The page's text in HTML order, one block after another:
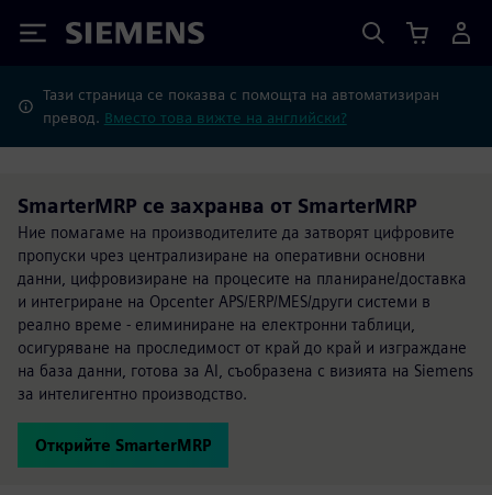
Siemens
Тази страница се показва с помощта на автоматизиран
превод. Вместо това вижте на английски?
SmarterMRP се захранва от SmarterMRP
Ние помагаме на производителите да затворят цифровите
пропуски чрез централизиране на оперативни основни
данни, цифровизиране на процесите на планиране/доставка
и интегриране на Opcenter APS/ERP/MES/други системи в
реално време - елиминиране на електронни таблици,
осигуряване на проследимост от край до край и изграждане
на база данни, готова за AI, съобразена с визията на Siemens
за интелигентно производство.
Открийте SmarterMRP